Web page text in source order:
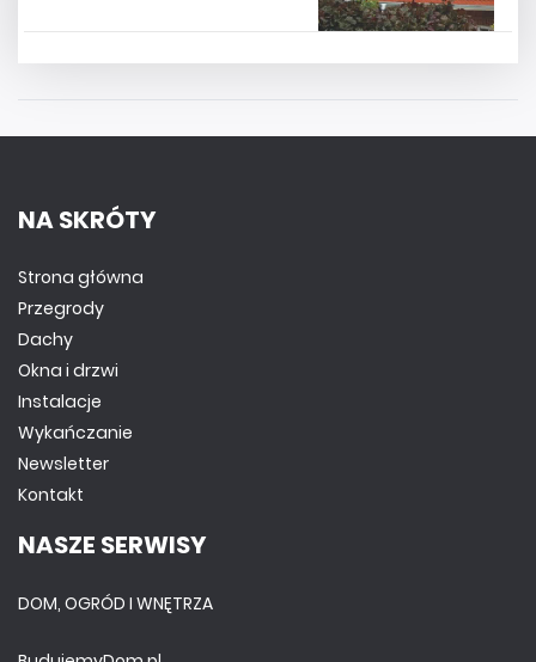
NA SKRÓTY
Strona główna
Przegrody
Dachy
Okna i drzwi
Instalacje
Wykańczanie
Newsletter
Kontakt
NASZE SERWISY
DOM, OGRÓD I WNĘTRZA